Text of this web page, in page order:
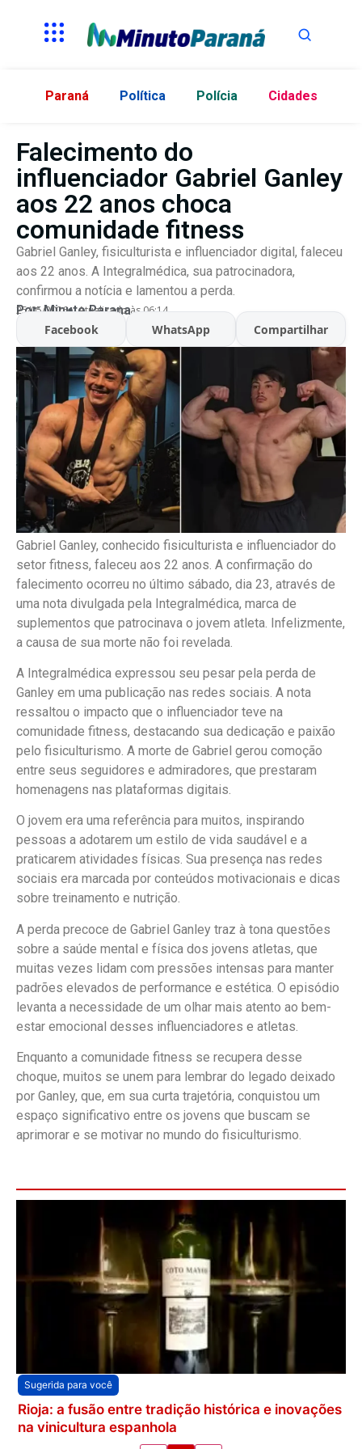
Paraná Política Polícia Cidades
Falecimento do
influenciador Gabriel Ganley
aos 22 anos choca
comunidade fitness
Gabriel Ganley, fisiculturista e influenciador digital, faleceu
aos 22 anos. A Integralmédica, sua patrocinadora,
confirmou a notícia e lamentou a perda.
Por:Minuto Parana
25/05/2026 Atualizado às 06:14
Facebook WhatsApp Compartilhar
Gabriel Ganley, conhecido fisiculturista e influenciador do
setor fitness, faleceu aos 22 anos. A confirmação do
falecimento ocorreu no último sábado, dia 23, através de
uma nota divulgada pela Integralmédica, marca de
suplementos que patrocinava o jovem atleta. Infelizmente,
a causa de sua morte não foi revelada.
A Integralmédica expressou seu pesar pela perda de
Ganley em uma publicação nas redes sociais. A nota
ressaltou o impacto que o influenciador teve na
comunidade fitness, destacando sua dedicação e paixão
pelo fisiculturismo. A morte de Gabriel gerou comoção
entre seus seguidores e admiradores, que prestaram
homenagens nas plataformas digitais.
O jovem era uma referência para muitos, inspirando
pessoas a adotarem um estilo de vida saudável e a
praticarem atividades físicas. Sua presença nas redes
sociais era marcada por conteúdos motivacionais e dicas
sobre treinamento e nutrição.
A perda precoce de Gabriel Ganley traz à tona questões
sobre a saúde mental e física dos jovens atletas, que
muitas vezes lidam com pressões intensas para manter
padrões elevados de performance e estética. O episódio
levanta a necessidade de um olhar mais atento ao bem-
estar emocional desses influenciadores e atletas.
Enquanto a comunidade fitness se recupera desse
choque, muitos se unem para lembrar do legado deixado
por Ganley, que, em sua curta trajetória, conquistou um
espaço significativo entre os jovens que buscam se
aprimorar e se motivar no mundo do fisiculturismo.
Sugerida para você
Rioja: a fusão entre tradição histórica e inovações
na vinicultura espanhola